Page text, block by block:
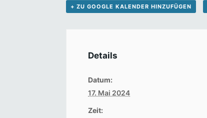
+ ZU GOOGLE KALENDER HINZUFÜGEN
Details
Datum:
17. Mai 2024
Zeit: